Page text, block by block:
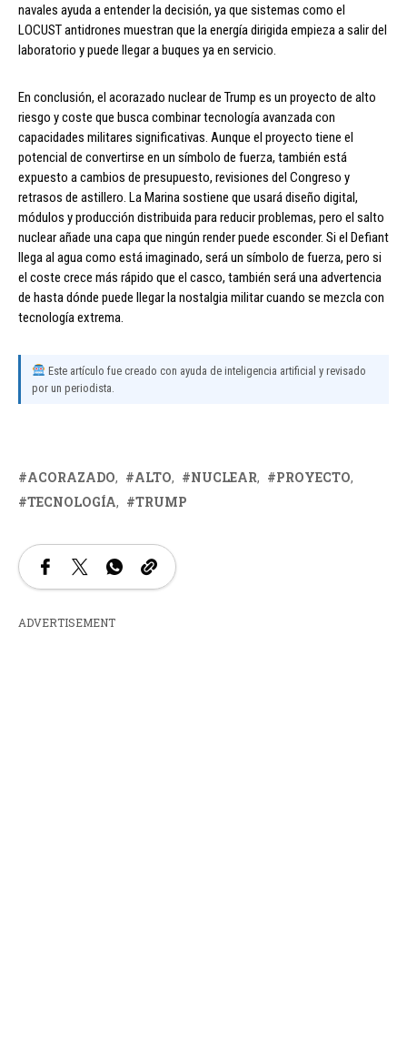
navales ayuda a entender la decisión, ya que sistemas como el
LOCUST antidrones muestran que la energía dirigida empieza a salir del
laboratorio y puede llegar a buques ya en servicio.
En conclusión, el acorazado nuclear de Trump es un proyecto de alto
riesgo y coste que busca combinar tecnología avanzada con
capacidades militares significativas. Aunque el proyecto tiene el
potencial de convertirse en un símbolo de fuerza, también está
expuesto a cambios de presupuesto, revisiones del Congreso y
retrasos de astillero. La Marina sostiene que usará diseño digital,
módulos y producción distribuida para reducir problemas, pero el salto
nuclear añade una capa que ningún render puede esconder. Si el Defiant
llega al agua como está imaginado, será un símbolo de fuerza, pero si
el coste crece más rápido que el casco, también será una advertencia
de hasta dónde puede llegar la nostalgia militar cuando se mezcla con
tecnología extrema.
Este artículo fue creado con ayuda de inteligencia artificial y revisado
por un periodista.
ACORAZADO ALTO NUCLEAR
PROYECTO
TECNOLOGÍA
TRUMP
ADVERTISEMENT